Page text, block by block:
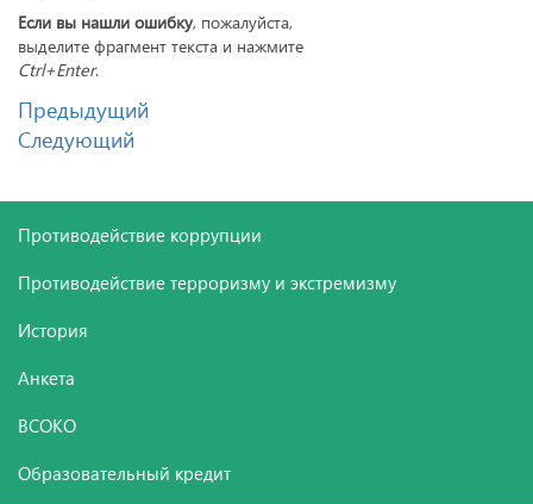
Если вы нашли ошибку, пожалуйста,
выделите фрагмент текста и нажмите
Ctrl+Enter.
Предыдущий
Следующий
Противодействие коррупции
Противодействие терроризму и экстремизму
История
Анкета
ВСОКО
Образовательный кредит